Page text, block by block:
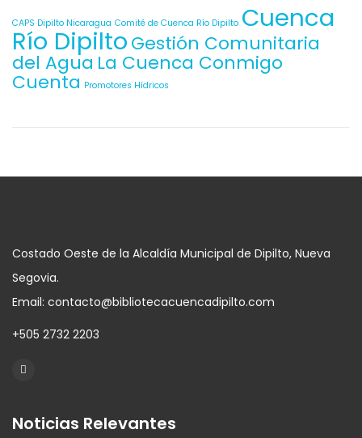
CAPS Dipilto Nicaragua Comité de Cuenca Río Dipilto Cuenca
Río DipiltoGestión Comunitaria
del Agua La Cuenca Conmigo
Cuenta Promotores Hídricos
Costado Oeste de la Alcaldía Municipal de Dipilto, Nueva
Segovia.
Email: contacto@bibliotecacuencadipilto.com
+505 2732 2203
Noticias Relevantes